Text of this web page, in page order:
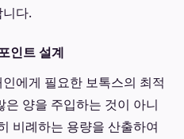
다.
인트 설계
에게 필요한 보톡스의 최적
양을 주입하는 것이 아니
비례하는 용량을 산출하여